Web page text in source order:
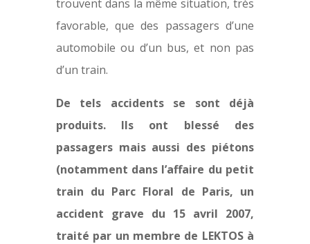
trouvent dans la même situation, très
favorable, que des passagers d’une
automobile ou d’un bus, et non pas
d’un train.
De tels accidents se sont déjà
produits. Ils ont blessé des
passagers mais aussi des piétons
(notamment dans l’affaire du petit
train du Parc Floral de Paris, un
accident grave du 15 avril 2007,
traité par un membre de LEKTOS à